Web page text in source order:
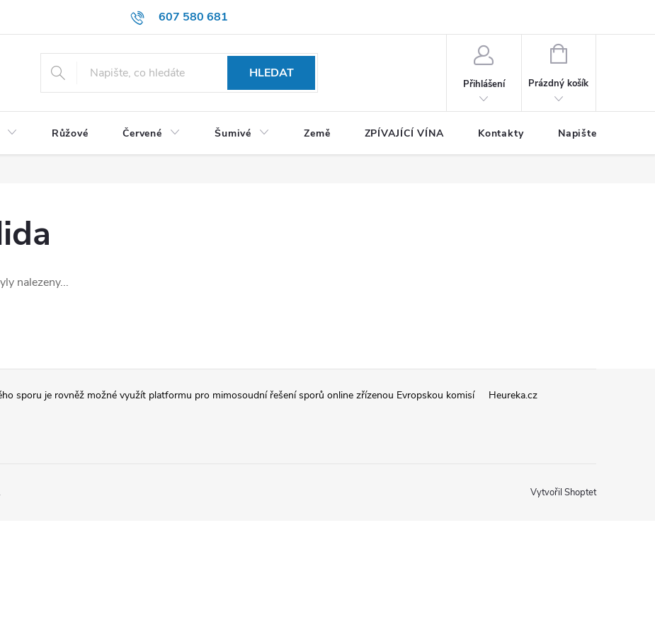
607 580 681
HLEDAT
Přihlášení
NÁKUPNÍ
Prázdný košík
Růžové Červené Šumivé Země ZPÍVAJÍCÍ VÍNA Kontakty Napište nám
nalezeny...
sporu je rovněž možné využít platformu pro mimosoudní řešení sporů online zřízenou Evropskou komisí Heureka.cz
Vytvořil Shoptet